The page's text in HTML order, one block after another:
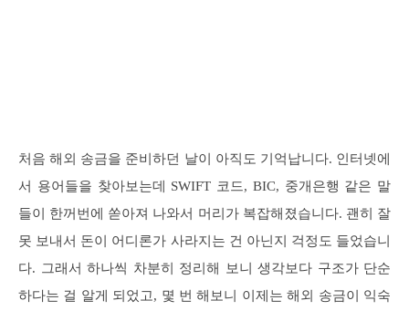
처음 해외 송금을 준비하던 날이 아직도 기억납니다. 인터넷에
서 용어들을 찾아보는데 SWIFT 코드, BIC, 중개은행 같은 말
들이 한꺼번에 쏟아져 나와서 머리가 복잡해졌습니다. 괜히 잘
못 보내서 돈이 어디론가 사라지는 건 아닌지 걱정도 들었습니
다. 그래서 하나씩 차분히 정리해 보니 생각보다 구조가 단순
하다는 걸 알게 되었고, 몇 번 해보니 이제는 해외 송금이 익숙